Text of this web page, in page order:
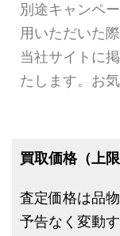
別途キャンペ
用いただいた
当社サイトに
たします。お
買取価格（上
査定価格は品
予告なく変動